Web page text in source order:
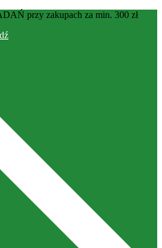
przy zakupach za min. 300 zł